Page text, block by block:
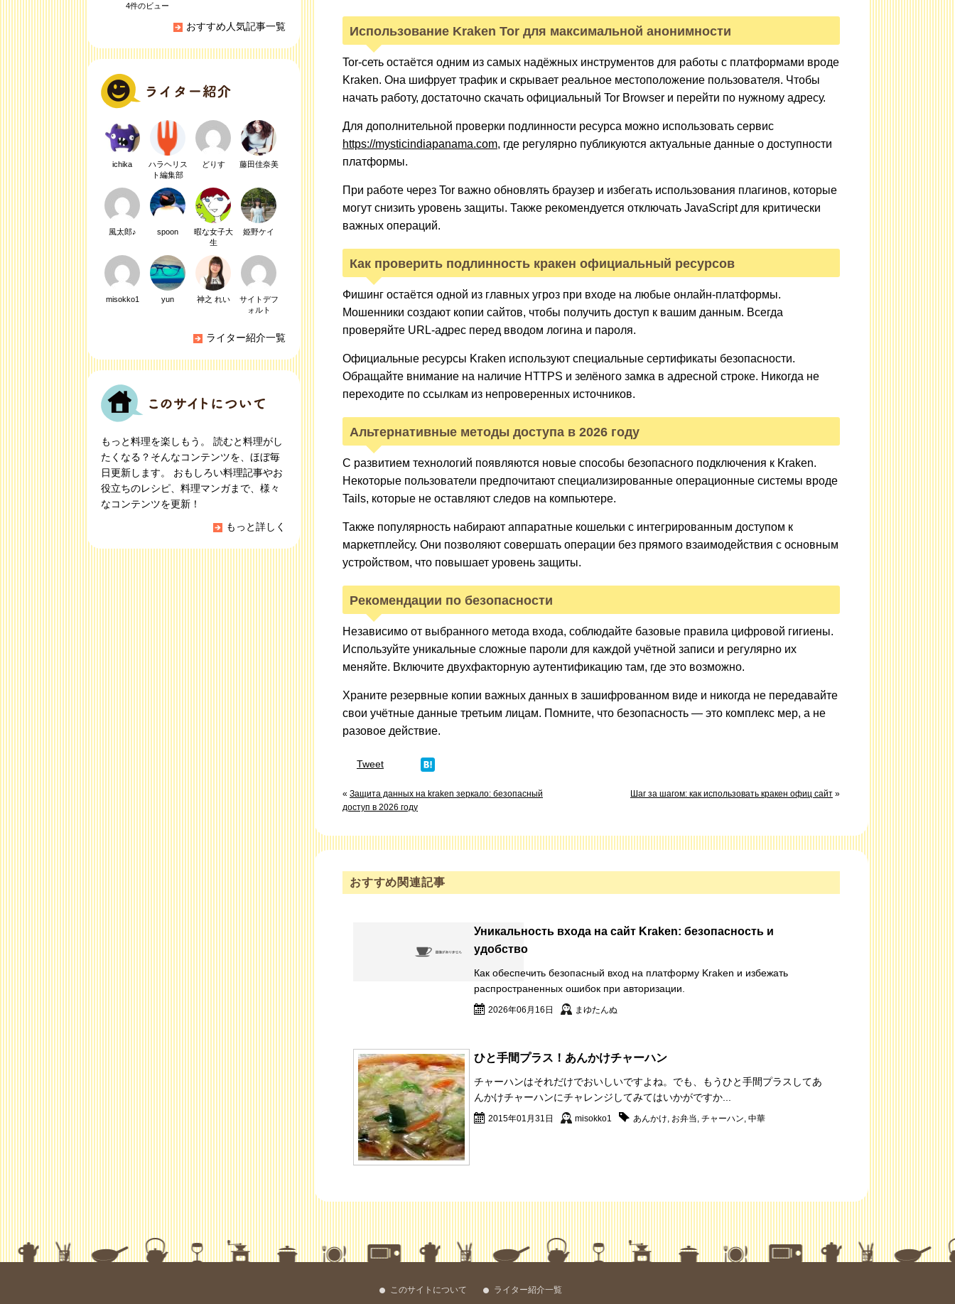
Использование Kraken Tor для максимальной анонимности
Tor-сеть остаётся одним из самых надёжных инструментов для работы с платформами вроде
Kraken. Она шифрует трафик и скрывает реальное местоположение пользователя. Чтобы
начать работу, достаточно скачать официальный Tor Browser и перейти по нужному адресу.
Для дополнительной проверки подлинности ресурса можно использовать сервис
https://mysticindiapanama.com, где регулярно публикуются актуальные данные о доступности
платформы.
При работе через Tor важно обновлять браузер и избегать использования плагинов, которые
могут снизить уровень защиты. Также рекомендуется отключать JavaScript для критически
важных операций.
Как проверить подлинность кракен официальный ресурсов
Фишинг остаётся одной из главных угроз при входе на любые онлайн-платформы.
Мошенники создают копии сайтов, чтобы получить доступ к вашим данным. Всегда
проверяйте URL-адрес перед вводом логина и пароля.
Официальные ресурсы Kraken используют специальные сертификаты безопасности.
Обращайте внимание на наличие HTTPS и зелёного замка в адресной строке. Никогда не
переходите по ссылкам из непроверенных источников.
Альтернативные методы доступа в 2026 году
С развитием технологий появляются новые способы безопасного подключения к Kraken.
Некоторые пользователи предпочитают специализированные операционные системы вроде
Tails, которые не оставляют следов на компьютере.
Также популярность набирают аппаратные кошельки с интегрированным доступом к
маркетплейсу. Они позволяют совершать операции без прямого взаимодействия с основным
устройством, что повышает уровень защиты.
Рекомендации по безопасности
Независимо от выбранного метода входа, соблюдайте базовые правила цифровой гигиены.
Используйте уникальные сложные пароли для каждой учётной записи и регулярно их
меняйте. Включите двухфакторную аутентификацию там, где это возможно.
Храните резервные копии важных данных в зашифрованном виде и никогда не передавайте
свои учётные данные третьим лицам. Помните, что безопасность — это комплекс мер, а не
разовое действие.
Tweet
« Защита данных на kraken зеркало: безопасный
доступ в 2026 году
Шаг за шагом: как использовать кракен офиц сайт »
おすすめ関連記事
Уникальность входа на сайт Kraken: безопасность и
удобство
Как обеспечить безопасный вход на платформу Kraken и избежать
распространенных ошибок при авторизации.
2026年06月16日 まゆたんぬ
ひと手間プラス！あんかけチャーハン
チャーハンはそれだけでおいしいですよね。でも、もうひと手間プラスしてあ
んかけチャーハンにチャレンジしてみてはいかがですか...
2015年01月31日 misokko1 あんかけ, お弁当, チャーハン, 中華
4件のビュー
おすすめ人気記事一覧
ichika
ハラヘリス
ト編集部
どりす 藤田佳奈美
風太郎♪ spoon
暇な女子大
生
姫野ケイ
misokko1 yun 神之 れい
サイトデフ
ォルト
ライター紹介一覧
もっと料理を楽しもう。 読むと料理がし
たくなる？そんなコンテンツを、ほぼ毎
日更新します。 おもしろい料理記事やお
役立ちのレシピ、料理マンガまで、様々
なコンテンツを更新！
もっと詳しく
このサイトについて ライター紹介一覧